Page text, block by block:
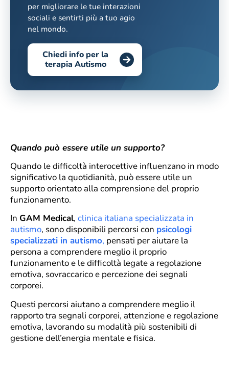
per migliorare le tue interazioni
sociali e sentirti più a tuo agio
nel mondo.
Chiedi info per la
terapia Autismo
Quando può essere utile un supporto?
Quando le difficoltà interocettive influenzano in modo
significativo la quotidianità, può essere utile un
supporto orientato alla comprensione del proprio
funzionamento.
In GAM Medical, clinica italiana specializzata in
autismo, sono disponibili percorsi con psicologi
specializzati in autismo, pensati per aiutare la
persona a comprendere meglio il proprio
funzionamento e le difficoltà legate a regolazione
emotiva, sovraccarico e percezione dei segnali
corporei.
Questi percorsi aiutano a comprendere meglio il
rapporto tra segnali corporei, attenzione e regolazione
emotiva, lavorando su modalità più sostenibili di
gestione dell’energia mentale e fisica.